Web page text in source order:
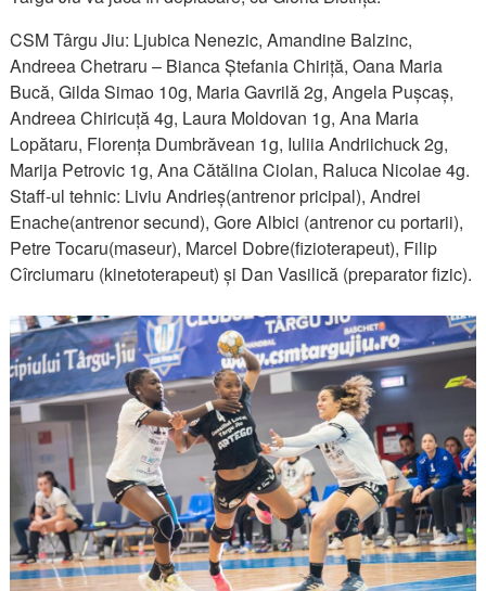
CSM Târgu Jiu: Ljubica Nenezic, Amandine Balzinc,
Andreea Chetraru – Bianca Ștefania Chiriță, Oana Maria
Bucă, Gilda Simao 10g, Maria Gavrilă 2g, Angela Pușcaș,
Andreea Chiricuță 4g, Laura Moldovan 1g, Ana Maria
Lopătaru, Florența Dumbrăvean 1g, Iuliia Andriichuck 2g,
Marija Petrovic 1g, Ana Cătălina Ciolan, Raluca Nicolae 4g.
Staff-ul tehnic: Liviu Andrieș(antrenor pricipal), Andrei
Enache(antrenor secund), Gore Albici (antrenor cu portarii),
Petre Tocaru(maseur), Marcel Dobre(fizioterapeut), Filip
Cîrciumaru (kinetoterapeut) și Dan Vasilică (preparator fizic).